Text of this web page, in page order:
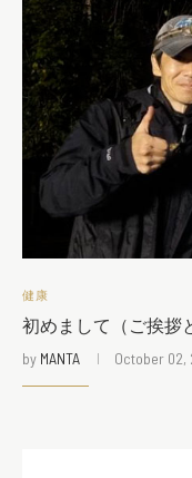
健康
初めまして（ご挨拶
by MANTA October 02,